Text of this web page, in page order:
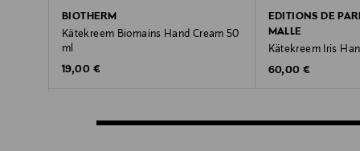
BIOTHERM
Kätekreem Biomains Hand Cream 50
ml
Original Price
19,00 €
EDITIONS DE
MALLE
Kätekreem Iris
Original Price
60,00 €